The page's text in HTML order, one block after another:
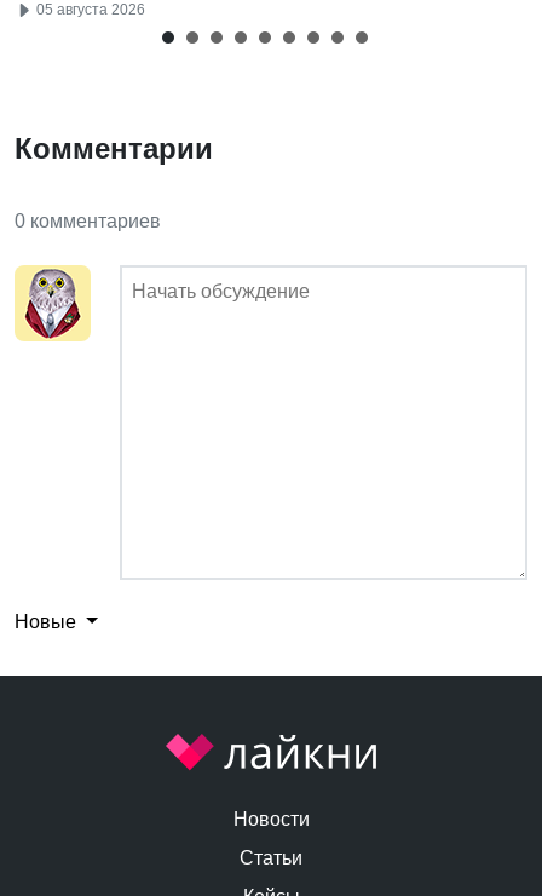
05 августа 2026
Комментарии
0 комментариев
Новые
Новости
Статьи